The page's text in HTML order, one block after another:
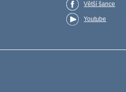
Větší šance
Youtube